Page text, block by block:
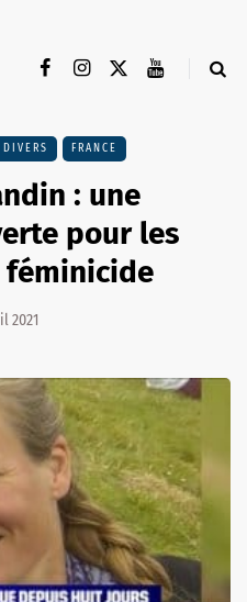
FRANCE
: une
pour les
2021